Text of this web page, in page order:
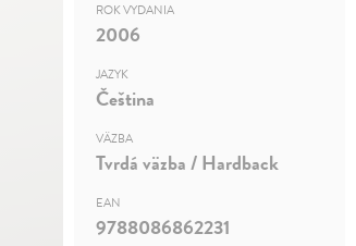
ROK VYDANIA
2006
JAZYK
Čeština
VÄZBA
Tvrdá väzba / Hardback
EAN
9788086862231